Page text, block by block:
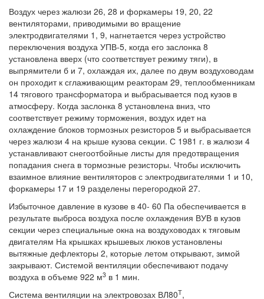
Воздух через жалюзи 26, 28 и форкамеры 19, 20, 22
вентиляторами, приводимыми во вращение
электродвигателями 1, 9, нагнетается через устройство
переключения воздуха УПВ-5, когда его заслонка 8
установлена вверх (что соответствует режиму тяги), в
выпрямители б и 7, охлаждая их, далее по двум воздуховодам
он проходит к сглаживающим реакторам 29, теплообменникам
14 тягового трансформатора и выбрасывается под кузов в
атмосферу. Когда заслонка 8 установлена вниз, что
соответствует режиму торможения, воздух идет на
охлаждение блоков тормозных резисторов 5 и выбрасывается
через жалюзи 4 на крыше кузова секции. С 1981 г. в жалюзи 4
устанавливают снегоотбойные листы для предотвращения
попадания снега в тормозные резисторы. Чтобы исключить
взаимное влияние вентиляторов с электродвигателями 1 и 10,
форкамеры 17 и 19 разделены перегородкой 27.
Избыточное давление в кузове в 40- 60 Па обеспечивается в
результате выброса воздуха после охлаждения ВУВ в кузов
секции через специальные окна на воздуховодах к тяговым
двигателям На крышках крышевых люков установлены
вытяжные дефлекторы 2, которые летом открывают, зимой
закрывают. Системой вентиляции обеспечивают подачу
воздуха в объеме 922 м3 в 1 мин.
Система вентиляции на электровозах ВЛ80Т,